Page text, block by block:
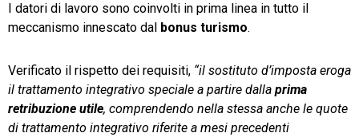
I datori di lavoro sono coinvolti in prima linea in tutto il
meccanismo innescato dal bonus turismo.
Verificato il rispetto dei requisiti, “il sostituto d’imposta eroga
il trattamento integrativo speciale a partire dalla prima
retribuzione utile, comprendendo nella stessa anche le quote
di trattamento integrativo riferite a mesi precedenti